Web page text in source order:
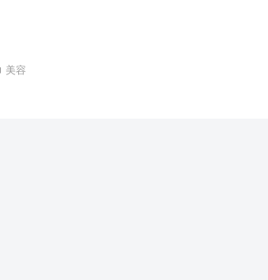
美容